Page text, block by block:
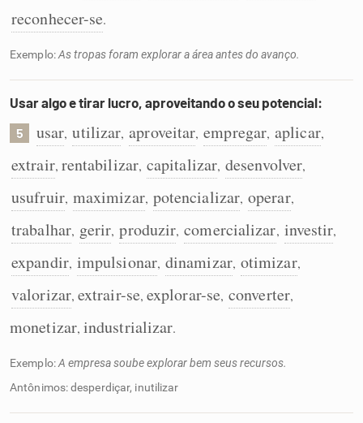
reconhecer-se.
Exemplo:As tropas foram explorar a área antes do avanço.
Usar algo e tirar lucro, aproveitando o seu potencial:
5 usar, utilizar, aproveitar, empregar, aplicar,
extrair, rentabilizar, capitalizar, desenvolver,
usufruir, maximizar, potencializar, operar,
trabalhar, gerir, produzir, comercializar, investir,
expandir, impulsionar, dinamizar, otimizar,
valorizar, extrair-se, explorar-se, converter,
monetizar, industrializar.
Exemplo:A empresa soube explorar bem seus recursos.
Antônimos: desperdiçar, inutilizar